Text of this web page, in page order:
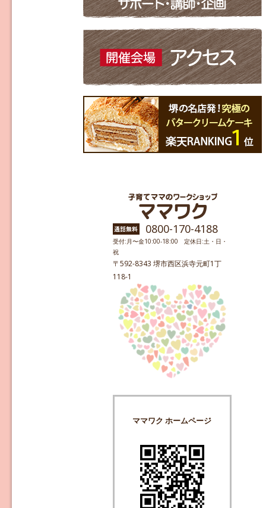
0800-170-4188
受付:月〜金10:00-18:00 定休日:土・日・
祝
〒592-8343 堺市西区浜寺元町1丁
118-1
ママワク ホームページ